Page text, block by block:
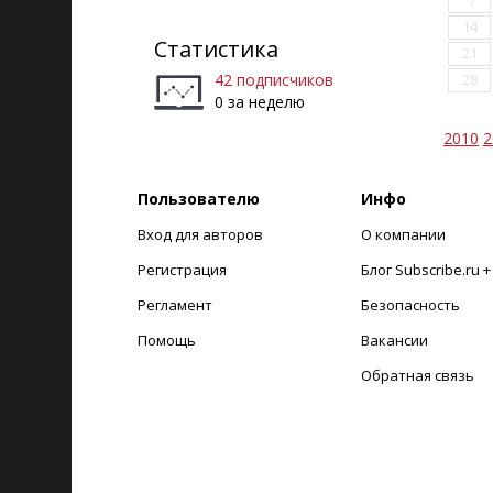
Статистика
42 подписчиков
0 за неделю
14
21
28
2010
Пользователю
Вход для авторов
Регистрация
Регламент
Помощь
Инфо
О компании
Блог Subscribe.ru +
Безопасность
Вакансии
Обратная связь